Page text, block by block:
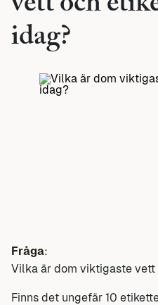
idag?
Fråga:
Vilka är dom viktigaste
Finns det ungefär 10